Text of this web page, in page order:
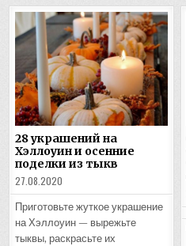
28 украшений на
Хэллоуин и осенние
поделки из тыкв
27.08.2020
Приготовьте жуткое украшение
на Хэллоуин — вырежьте
тыквы, раскрасьте их